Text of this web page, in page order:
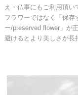
え・仏事にもご利用頂
フラワーではなく「保存
ー/preserved flower」が
避けるとより美しさが長